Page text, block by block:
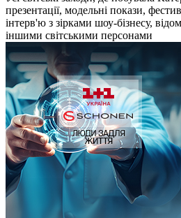
презентації, модельні покази,
інтерв'ю з зірками шоу-бізнесу,
іншими світськими персонами